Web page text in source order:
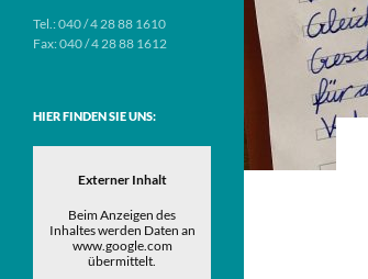
Tel.: 040 / 4 28 88 1610
Fax: 040 / 4 28 88 1612
HIER FINDEN SIE UNS:
Externer Inhalt
Beim Anzeigen des
Inhaltes werden Daten an
www.google.com
übermittelt.